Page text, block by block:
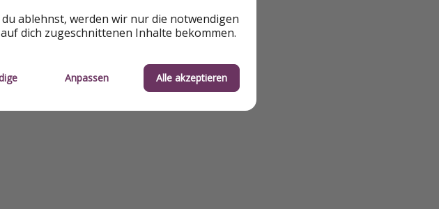
ablehnst, werden wir nur die notwendigen
dich zugeschnittenen Inhalte bekommen.
Anpassen Alle akzeptieren